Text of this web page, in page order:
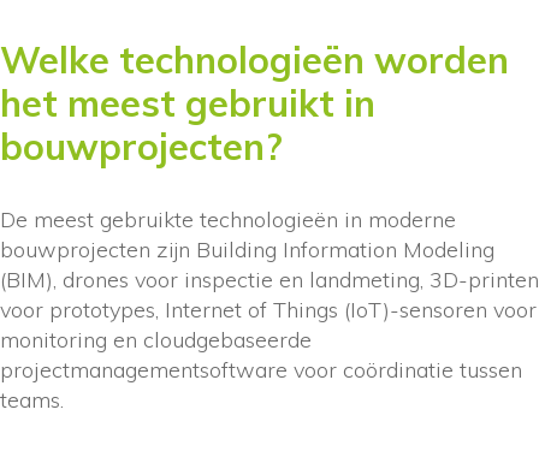
Welke technologieën worden
het meest gebruikt in
bouwprojecten?
De meest gebruikte technologieën in moderne
bouwprojecten zijn Building Information Modeling
(BIM), drones voor inspectie en landmeting, 3D-printen
voor prototypes, Internet of Things (IoT)-sensoren voor
monitoring en cloudgebaseerde
projectmanagementsoftware voor coördinatie tussen
teams.